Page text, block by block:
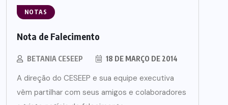
NOTAS
Nota de Falecimento
BETANIA CESEEP 18 DE MARÇO DE 2014
A direção do CESEEP e sua equipe executiva
vêm partilhar com seus amigos e colaboradores